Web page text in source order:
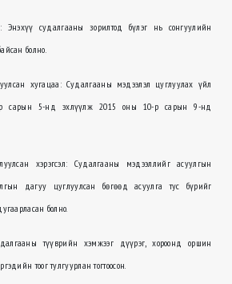
Энэхүү судалгааны зорилтод бүлэг нь сонгуулийн
болно.
хугацаа: Судалгааны мэдээлэл цуглуулах үйл
сарын 5-нд эхлүүлж 2015 оны 10-р сарын 9-нд
хэрэгсэл: Судалгааны мэдээллийг асуулгын
дагуу цуглуулсан бөгөөд асуулга тус бүрийг
болно.
түүврийн хэмжээг дүүрэг, хороонд оршин
тоог тулгуурлан тогтоосон.